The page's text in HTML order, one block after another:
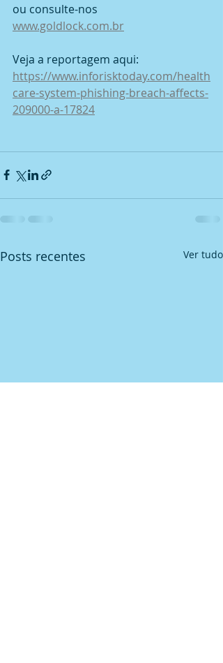
ou consulte-nos
www.goldlock.com.br
Veja a reportagem aqui:
https://www.inforisktoday.com/health
care-system-phishing-breach-affects-
209000-a-17824
Posts recentes Ver tudo